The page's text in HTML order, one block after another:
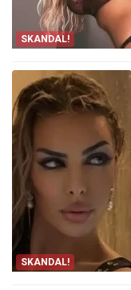
SKANDAL!
SKANDAL!